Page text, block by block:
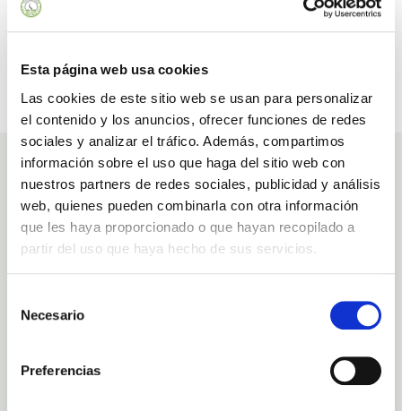
Esta página web usa cookies
Las cookies de este sitio web se usan para personalizar
el contenido y los anuncios, ofrecer funciones de redes
sociales y analizar el tráfico. Además, compartimos
información sobre el uso que haga del sitio web con
nuestros partners de redes sociales, publicidad y análisis
web, quienes pueden combinarla con otra información
que les haya proporcionado o que hayan recopilado a
partir del uso que haya hecho de sus servicios.
Necesario
Preferencias
Sonnenschutz mit Aloe Vera
Haustiere
Filter entfernen
1 - 1 von 1 Artikel(n)
Aloe Vera kann auch eine Quelle der Gesundheit sein,
wenn wir sie als Teil unserer Ernährung einbeziehen.
Aloe Vera ist reich an Mineralien wie Magnesium, Kalium,
enthält auch Vitamin E, B-Vitamine, Vitamin C und
Folsäure. Diese Eigenschaften nutzen wir bei der
dieses in Form von reinem Saft zu tun. Senden Sie auch
in zwei verschiedenen Formaten spanisches Olivenöl